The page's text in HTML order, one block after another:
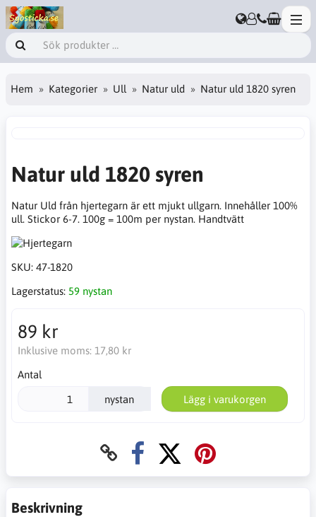
Hem Kategorier Ull Natur uld Natur uld 1820 syren
Natur uld 1820 syren
Natur Uld från hjertegarn är ett mjukt ullgarn. Innehåller 100%
ull. Stickor 6-7. 100g = 100m per nystan. Handtvätt
SKU: 47-1820
Lagerstatus: 59 nystan
89 kr
Inklusive moms: 17,80 kr
Antal
nystan Lägg i varukorgen
Beskrivning